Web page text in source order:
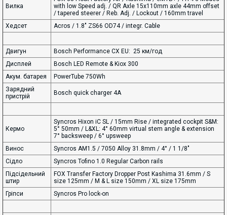
Вилка
with low Speed adj. / QR Axle 15x110mm axle 44mm offset
/ tapered steerer / Reb. Adj. / Lockout / 160mm travel
Хедсет
Acros / 1.8" ZS66 OD74 / integr. Cable
Двигун
Bosch Performance CX EU: 25 км/год
Дисплей
Bosch LED Remote & Kiox 300
Акум. батарея
PowerTube 750Wh
Зарядний
пристрій
Bosch quick charger 4A
Кермо
Syncros Hixon iC SL / 15mm Rise / integrated cockpit S&M:
5° 50mm / L&XL: 4° 60mm virtual stem angle & extension
7° backsweep / 6° upsweep
Винос
Syncros AM1.5 / 7050 Alloy 31.8mm / 4° / 1 1/8"
Сідло
Syncros Tofino 1.0 Regular Carbon rails
Підсідельний
штир
FOX Transfer Factory Dropper Post Kashima 31.6mm / S
size 125mm / M & L size 150mm / XL size 175mm
Гріпси
Syncros Pro lock-on